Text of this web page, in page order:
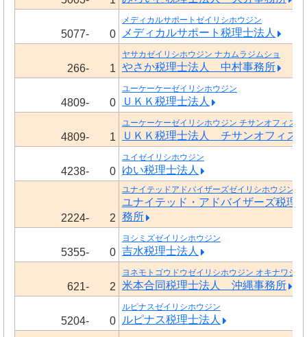
5077- 0
メディカルサポートゼイリシホウジン
メディカルサポート税理士法人
266- 1
ヤサカゼイリシホウジン ナカムラジムショ
やさか税理士法人 中村事務所
4809- 0
ユーケーケーゼイリシホウジン
ＵＫＫ税理士法人
4809- 1
ユーケーケーゼイリシホウジン チサンオフィス
ＵＫＫ税理士法人 チサンオフィス
4238- 0
ユイゼイリシホウジン
ゆい税理士法人
2224- 2
ユナイテッドアドバイザーズゼイリシホウジン セ
ユナイテッド・アドバイザーズ税理
務所
5355- 0
ヨシミズゼイリシホウジン
吉水税理士法人
621- 2
ヨネモトゴウドウゼイリシホウジン オキナワジム
米本合同税理士法人 沖縄事務所
5204- 0
ルピナスゼイリシホウジン
ルピナス税理士法人